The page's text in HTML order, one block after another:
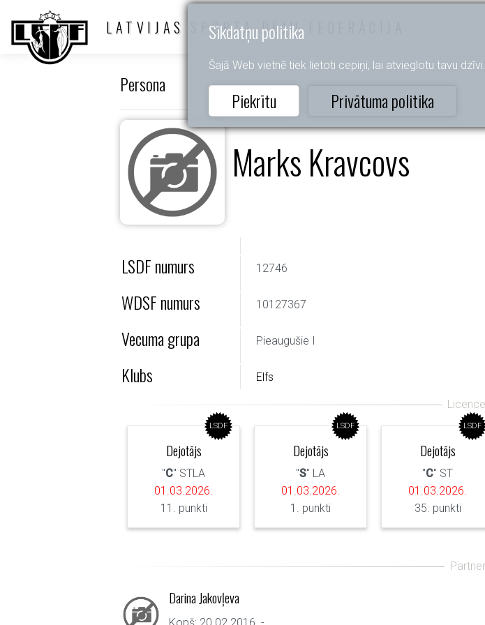
Sīkdatņu politika
Šajā Web vietnē tiek lietoti cepiņi, lai atvieglotu tavu dzīvi.
Piekrītu Privātuma politika
LATVIJAS SPORTA DEJU FEDERĀCIJA
Persona
Marks Kravcovs
LSDF numurs 12746
WDSF numurs 10127367
Vecuma grupa Pieaugušie I
Klubs Elfs
LSDF
Dejotājs
"C" STLA
01.03.2026.
11. punkti
LSDF
Dejotājs
"S" LA
01.03.2026.
1. punkti
LSDF
Dejotājs
"C" ST
01.03.2026.
35. punkti
Darina Jakovļeva